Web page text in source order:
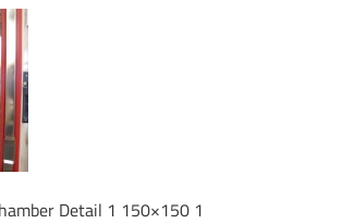
Detail 1 150×150 1